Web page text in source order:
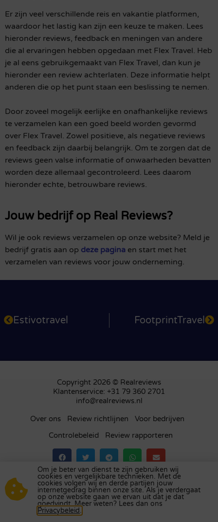
Er zijn veel verschillende reis en vakantie platformen,
waardoor het lastig kan zijn een keuze te maken. Lees
hieronder reviews, feedback en meningen van andere
die al ervaringen hebben opgedaan met Flex Travel. Heb
je al eens gebruikgemaakt van Flex Travel, dan kun je
hieronder een review achterlaten. Deze informatie helpt
anderen die op het punt staan een beslissing te nemen.
Door zoveel mogelijk eerlijke en onafhankelijke reviews
te verzamelen kan een goed beeld worden gevormd
over Flex Travel. Zowel positieve, als negatieve reviews
en feedback zijn daarbij belangrijk. Om te zorgen dat de
reviews geen valse informatie of onwaarheden bevatten
worden deze allemaal gecontroleerd. Lees daarom
hieronder echte, betrouwbare reviews.
Jouw bedrijf op Real Reviews?
Wil je ook reviews verzamelen op onze website? Meld je
bedrijf gratis aan op deze pagina en start met het
verzamelen van reviews voor jouw onderneming.
Estivotravel FootprintTravel
Copyright 2026 © Realreviews
Klantenservice: +31 79 360 2701
info@realreviews.nl
Over ons Review richtlijnen
Voor bedrijven
Controlebeleid
Review rapporteren
Bezoek ons review platform inhet Verenigd
Koninkrijk,Frankrijk,Duitsland ,België,Spanje,
Italië
,Portugal,Polen,Denemarken ,Finland
Zweden.
Om je beter van dienst te zijn gebruiken wij
cookies en vergelijkbare technieken. Met de
cookies volgen wij en derde partijen jouw
internetgedrag binnen onze site. Als je verdergaat
op onze website gaan we ervan uit dat je dat
goedvindt. Meer weten? Lees dan ons
Privacybeleid.